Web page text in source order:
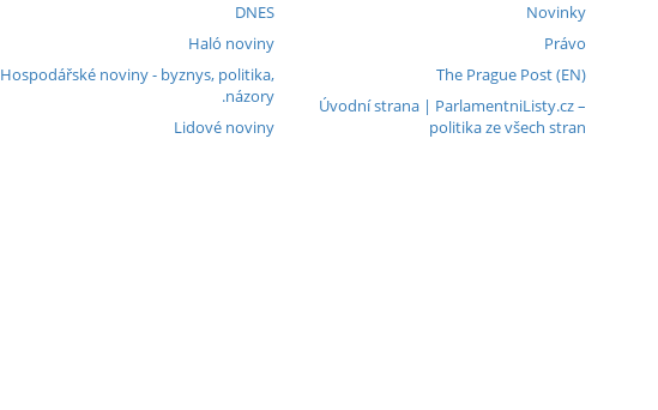
DNES
Haló noviny
Hospodářské noviny - byznys, politika,
názory.
Lidové noviny
Novinky
Právo
The Prague Post (EN)
Úvodní strana | ParlamentniListy.cz –
politika ze všech stran